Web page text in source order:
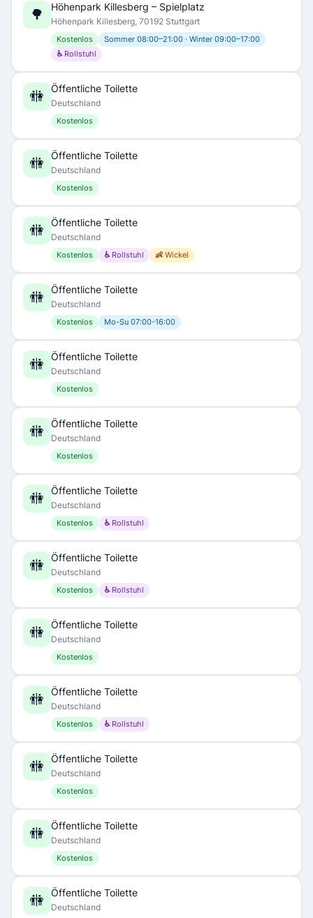
🌳 Höhenpark Killesberg – Spielplatz
Höhenpark Killesberg, 70192 Stuttgart
Kostenlos
Sommer 08:00–21:00 · Winter 09:00–17:00
♿ Rollstuhl
🚻 Öffentliche Toilette
Deutschland
Kostenlos
🚻 Öffentliche Toilette
Deutschland
Kostenlos
🚻 Öffentliche Toilette
Deutschland
Kostenlos ♿ Rollstuhl 👶 Wickel
🚻 Öffentliche Toilette
Deutschland
Kostenlos Mo-Su 07:00-16:00
🚻 Öffentliche Toilette
Deutschland
Kostenlos
🚻 Öffentliche Toilette
Deutschland
Kostenlos
🚻 Öffentliche Toilette
Deutschland
Kostenlos ♿ Rollstuhl
🚻 Öffentliche Toilette
Deutschland
Kostenlos ♿ Rollstuhl
🚻 Öffentliche Toilette
Deutschland
Kostenlos
🚻 Öffentliche Toilette
Deutschland
Kostenlos ♿ Rollstuhl
🚻 Öffentliche Toilette
Deutschland
Kostenlos
🚻 Öffentliche Toilette
Deutschland
Kostenlos
🚻 Öffentliche Toilette
Deutschland